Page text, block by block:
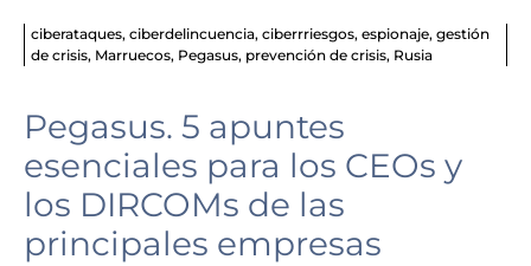
ciberataques, ciberdelincuencia, ciberrriesgos, espionaje, gestión
de crisis, Marruecos, Pegasus, prevención de crisis, Rusia
Pegasus. 5 apuntes
esenciales para los CEOs y
los DIRCOMs de las
principales empresas